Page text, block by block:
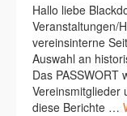
Hallo liebe
Veranstaltungen/
vereinsinterne
Auswahl an
Das PASSWORT
Vereinsmitglieder
diese Berichte …